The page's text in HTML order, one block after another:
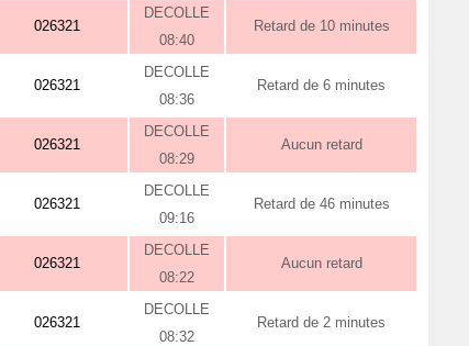
026321
DECOLLE
08:40
Retard de 10 minutes
026321
DECOLLE
08:36
Retard de 6 minutes
026321
DECOLLE
08:29
Aucun retard
026321
DECOLLE
09:16
Retard de 46 minutes
026321
DECOLLE
08:22
Aucun retard
026321
DECOLLE
08:32
Retard de 2 minutes